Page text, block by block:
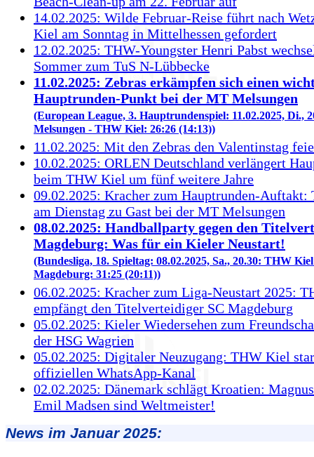
14.02.2025: Wilde Februar-Reise führt nach
Kiel am Sonntag in Mittelhessen gefordert
12.02.2025: THW-Youngster Henri Pabst
Sommer zum TuS N-Lübbecke
11.02.2025: Zebras erkämpfen sich einen
Hauptrunden-Punkt bei der MT Melsungen
(European League, 3. Hauptrundenspiel: 11.02.2025, Di.,
Melsungen - THW Kiel: 26:26 (14:13))
11.02.2025: Mit den Zebras den Valentinstag
10.02.2025: ORLEN Deutschland verlängert
beim THW Kiel um fünf weitere Jahre
09.02.2025: Kracher zum Hauptrunden-
am Dienstag zu Gast bei der MT Melsungen
08.02.2025: Handballparty gegen den
Magdeburg: Was für ein Kieler Neustart!
(Bundesliga, 18. Spieltag: 08.02.2025, Sa., 20.30: THW
Magdeburg: 31:25 (20:11))
06.02.2025: Kracher zum Liga-Neustart 2025:
empfängt den Titelverteidiger SC Magdeburg
05.02.2025: Kieler Wiedersehen zum
der HSG Wagrien
05.02.2025: Digitaler Neuzugang: THW Kiel
offiziellen WhatsApp-Kanal
02.02.2025: Dänemark schlägt Kroatien:
Emil Madsen sind Weltmeister!
News im Januar 2025: